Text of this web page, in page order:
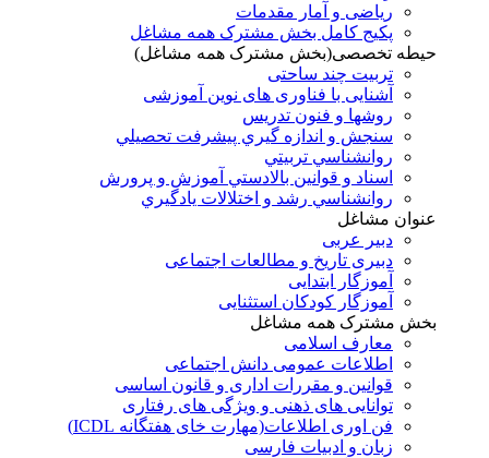
ریاضی و آمار مقدمات
پکیج کامل بخش مشترک همه مشاغل
حیطه تخصصی(بخش مشترک همه مشاغل)
تربیت چند ساحتی
آشنایی با فناوری های نوین آموزشی
روشها و فنون تدريس
سنجش و اندازه گيري پيشرفت تحصيلي
روانشناسي تربيتي
اسناد و قوانين بالادستي آموزش و پرورش
روانشناسي رشد و اختلالات يادگيري
عنوان مشاغل
دبير عربی
دبیری تاریخ و مطالعات اجتماعی
آموزگار ابتدایی
آموزگار کودکان استثنایی
بخش مشترک همه مشاغل
معارف اسلامی
اطلاعات عمومی دانش اجتماعی
قوانین و مقررات اداری و قانون اساسی
توانایی های ذهنی و ویژگی های رفتاری
فن اوری اطلاعات(مهارت خای هفتگانه ICDL)
زبان و ادبیات فارسی